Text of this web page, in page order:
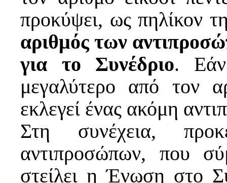
προκύψει, ως πηλίκον
αριθμός των
για το Συνέδριο. Εάν
μεγαλύτερο από τον
εκλεγεί ένας ακόμη
Στη συνέχεια,
αντιπροσώπων, που
στείλει η Ένωση στο